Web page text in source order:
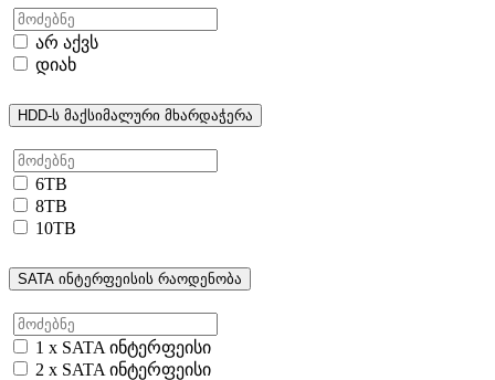
არ აქვს
დიახ
HDD-ს მაქსიმალური მხარდაჭერა
6TB
8TB
10TB
SATA ინტერფეისის რაოდენობა
1 x SATA ინტერფეისი
2 x SATA ინტერფეისი